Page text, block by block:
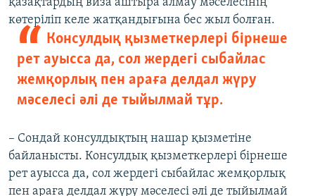
қазақтардың виза аштыра алмау мәселесінің
көтеріліп келе жатқандығына бес жыл болған.
Консулдық қызметкерлері бірнеше
рет ауысса да, сол жердегі сыбайлас
жемқорлық пен араға делдал жүру
мәселесі әлі де тыйылмай тұр.
– Сондай консулдықтың нашар қызметіне
байланысты. Консулдық қызметкерлері бірнеше
рет ауысса да, сол жердегі сыбайлас жемқорлық
пен араға делдал жүру мәселесі әлі де тыйылмай